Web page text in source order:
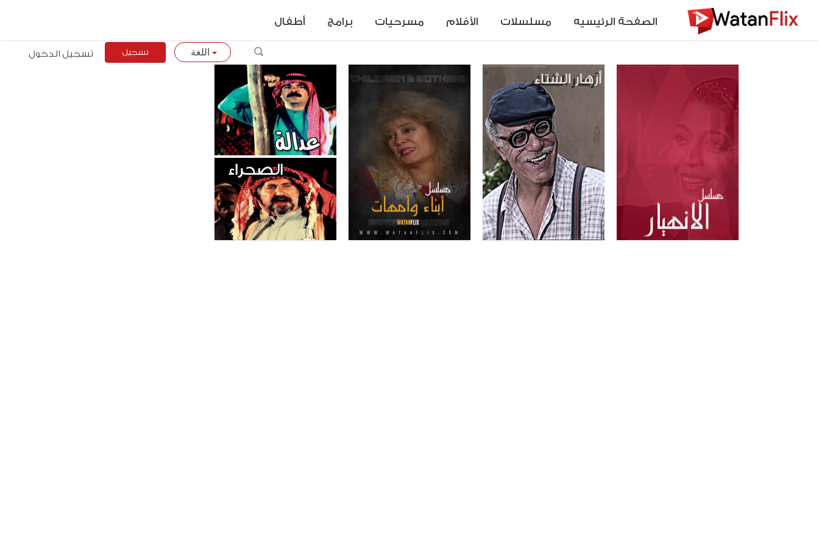
الصفحة الرئيسيه مسلسلات الأفلام مسرحيات برامج أطفال
اللغة تسجيل تسجيل الدخول